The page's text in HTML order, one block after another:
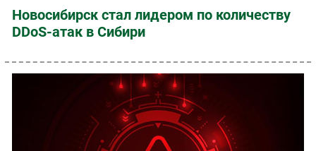
Новосибирск стал лидером по количеству
DDoS-атак в Сибири